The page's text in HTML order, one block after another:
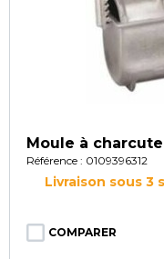
Moule à
Référence : 0109396312
Livraison sous 3
COMPARER